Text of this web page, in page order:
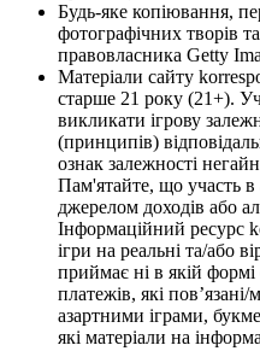
Будь-яке копіювання,
фотографічних творів
правовласника Getty
Матеріали сайту
старше 21 року (21+).
викликати ігрову
(принципів)
ознак залежності
Пам'ятайте, що участь в
джерелом доходів або
Інформаційний ресурс
ігри на реальні та/або
приймає ні в якій
платежів, які
азартними іграми,
які матеріали на